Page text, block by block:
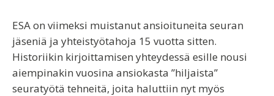
ESA on viimeksi muistanut ansioituneita seuran
jäseniä ja yhteistyötahoja 15 vuotta sitten.
Historiikin kirjoittamisen yhteydessä esille nousi
aiempinakin vuosina ansiokasta ”hiljaista”
seuratyötä tehneitä, joita haluttiin nyt myös